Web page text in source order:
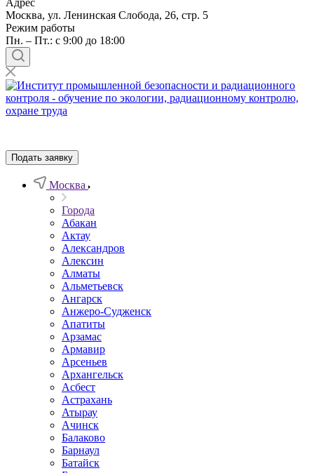
Адрес
Москва, ул. Ленинская Слобода, 26, стр. 5
Режим работы
Пн. – Пт.: с 9:00 до 18:00
Подать заявку
Москва
Города
Абакан
Актау
Александров
Алексин
Алматы
Альметьевск
Ангарск
Анжеро-Судженск
Апатиты
Арзамас
Армавир
Арсеньев
Архангельск
Асбест
Астрахань
Атырау
Ачинск
Балаково
Барнаул
Батайск